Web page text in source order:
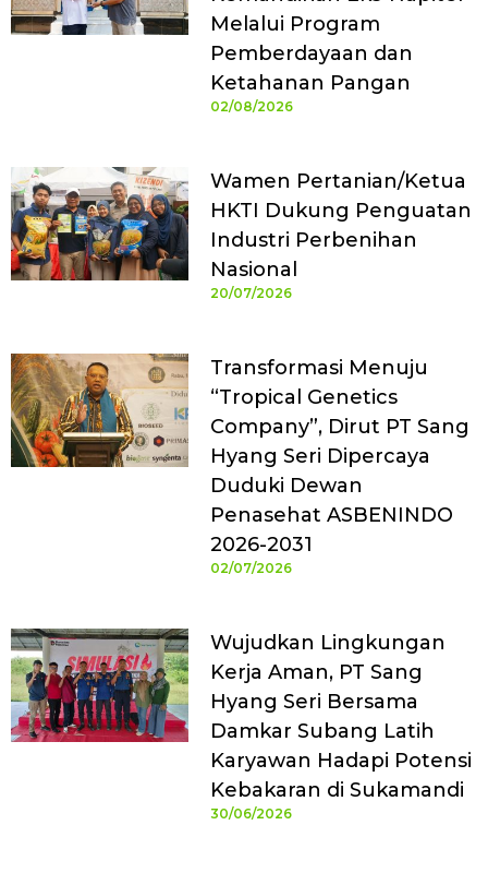
Melalui Program
Pemberdayaan dan
Ketahanan Pangan
02/08/2026
Wamen Pertanian/Ketua
HKTI Dukung Penguatan
Industri Perbenihan
Nasional
20/07/2026
Transformasi Menuju
“Tropical Genetics
Company”, Dirut PT Sang
Hyang Seri Dipercaya
Duduki Dewan
Penasehat ASBENINDO
2026-2031
02/07/2026
Wujudkan Lingkungan
Kerja Aman, PT Sang
Hyang Seri Bersama
Damkar Subang Latih
Karyawan Hadapi Potensi
Kebakaran di Sukamandi
30/06/2026